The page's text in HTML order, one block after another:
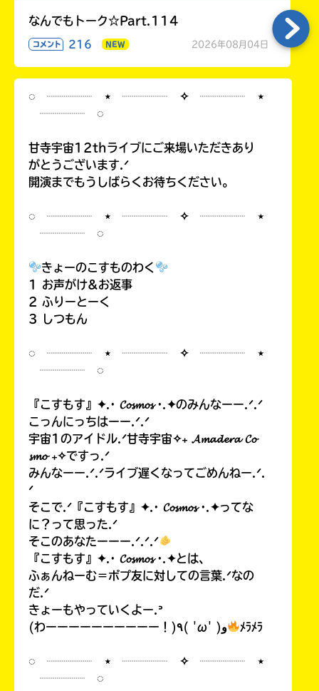
なんでもトーク☆Part.114
コメント 216 NEW 2026年08月04日
◌ ┈┈┈┈ ⋆ ┈┈┈┈ ✧ ┈┈┈┈ ⋆
┈┈┈┈ ◌
甘寺宇宙12thライブにご来場いただきあり
がとうございます.ᐟ
開演までもうしばらくお待ちください。
◌ ┈┈┈┈ ⋆ ┈┈┈┈ ✧ ┈┈┈┈ ⋆
┈┈┈┈ ◌
きょーのこすものわく
1 お声がけ&お返事
2 ふりーとーく
3 しつもん
◌ ┈┈┈┈ ⋆ ┈┈┈┈ ✧ ┈┈┈┈ ⋆
┈┈┈┈ ◌
『こすもす』✦.· 𝓒𝓸𝓼𝓶𝓸𝓼 ·.✦のみんなーー.ᐟ.ᐟ
こっんにっちはーー.ᐟ.ᐟ
宇宙1のアイドル.ᐟ甘寺宇宙✧₊ 𝓐𝓶𝓪𝓭𝓮𝓻𝓪 𝓒𝓸
𝓼𝓶𝓸 ₊✧ですっ.ᐟ
みんなーー.ᐟ.ᐟライブ遅くなってごめんねー.ᐟ.
ᐟ
そこで.ᐟ『こすもす』✦.· 𝓒𝓸𝓼𝓶𝓸𝓼 ·.✦ってな
に？って思った.ᐟ
そこのあなたーーー.ᐟ.ᐟ.ᐟ
『こすもす』✦.· 𝓒𝓸𝓼𝓶𝓸𝓼 ·.✦とは、
ふぁんねーむ＝ポプ友に対しての言葉.ᐟなの
だ.ᐟ
きょーもやっていくよー.ᐣ
(わーーーーーーーーーー！)٩( 'ω' )و
ﾒﾗﾒﾗ
◌ ┈┈┈┈ ⋆ ┈┈┈┈ ✧ ┈┈┈┈ ⋆
┈┈┈┈ ◌